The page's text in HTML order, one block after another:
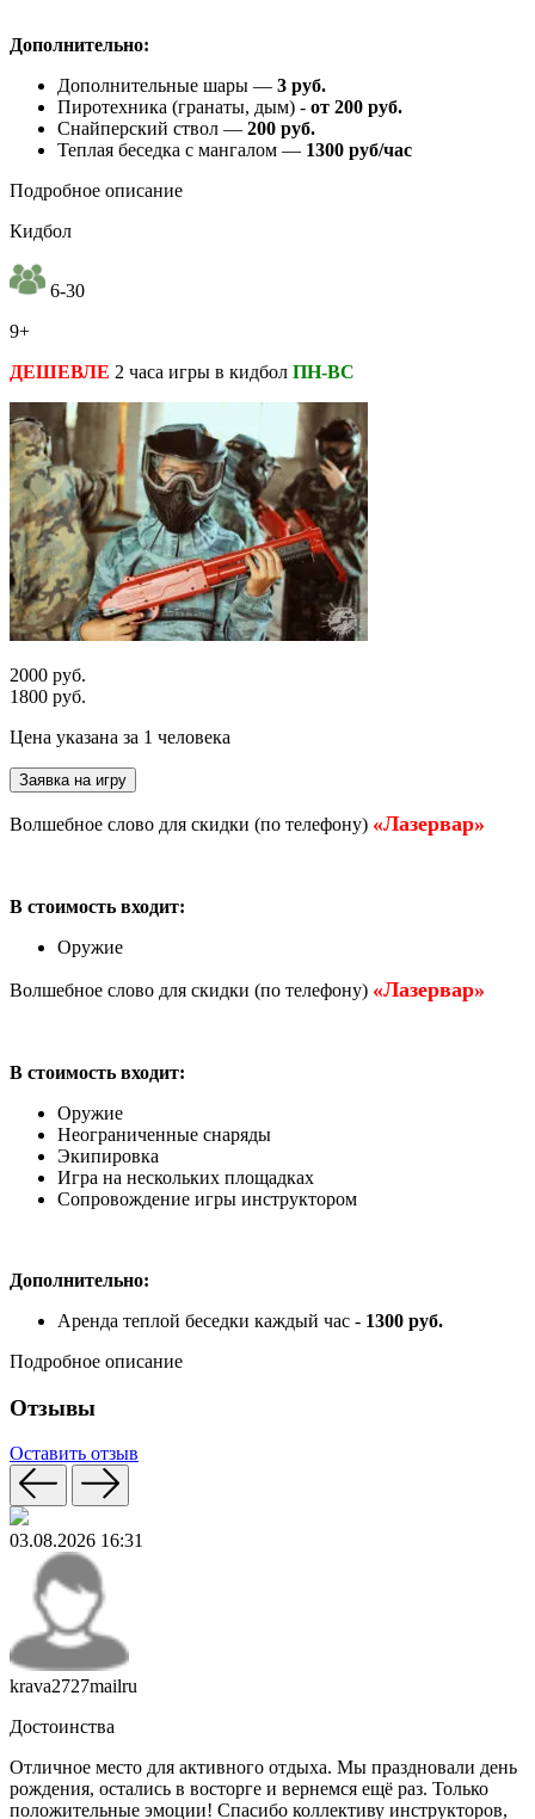
Дополнительно:
Дополнительные шары — 3 руб.
Пиротехника (гранаты, дым) -​ от 200 руб.
Снайперский ствол — 200 руб.
Теплая беседка с мангалом — 1300 руб/час
Подробное описание
Кидбол
6-30
9+
ДЕШЕВЛЕ 2 часа игры в кидбол ПН-ВС
2000 руб.
1800 руб.
Цена указана за 1 человека
Заявка на игру
Волшебное слово для скидки (по телефону) «Лазервар»
В стоимость входит:
Оружие
Волшебное слово для скидки (по телефону) «Лазервар»
В стоимость входит:
Оружие
Неограниченные снаряды
Экипировка
Игра на нескольких площадках
Сопровождение игры инструктором
Дополнительно:
Аренда теплой беседки каждый час -​ 1300 руб.
Подробное описание
Отзывы
Оставить отзыв
03.08.2026 16:31
krava2727mailru
Достоинства
Отличное место для активного отдыха. Мы праздновали день
рождения, остались в восторге и вернемся ещё раз. Только
положительные эмоции! Спасибо коллективу инструкторов,